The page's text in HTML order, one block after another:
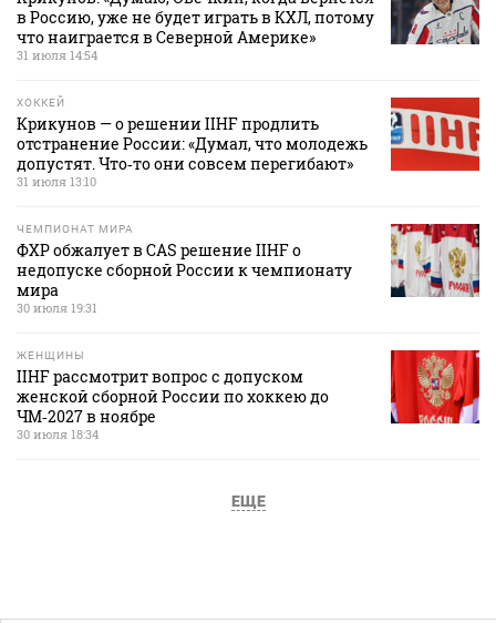
в Россию, уже не будет играть в КХЛ, потому
что наиграется в Северной Америке»
31 июля 14:54
ХОККЕЙ
Крикунов — о решении IIHF продлить
отстранение России: «Думал, что молодежь
допустят. Что‑то они совсем перегибают»
31 июля 13:10
ЧЕМПИОНАТ МИРА
ФХР обжалует в CAS решение IIHF о
недопуске сборной России к чемпионату
мира
30 июля 19:31
ЖЕНЩИНЫ
IIHF рассмотрит вопрос с допуском
женской сборной России по хоккею до
ЧМ‑2027 в ноябре
30 июля 18:34
ЕЩЕ